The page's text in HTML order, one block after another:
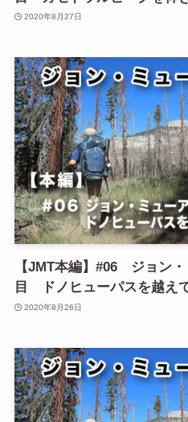
2020年8月27日
【JMT本編】#06 ジョン
目 ドノヒューパスを越え
2020年8月26日